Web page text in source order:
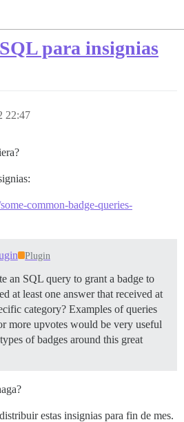
para insignias
22:47
common-badge-queries-
Plugin
an SQL query to grant a badge to
at least one answer that received at
category? Examples of queries
more upvotes would be very useful
of badges around this great
estas insignias para fin de mes.